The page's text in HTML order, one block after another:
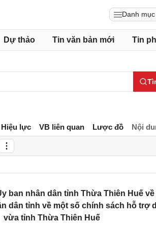
Danh mục
Dự thảo Tin văn bản mới Tin
Hiệu lực VB liên quan Lược đồ Nội
ban nhân dân tỉnh Thừa Thiên Huế
dân tỉnh về một số chính sách hỗ trợ
vừa tỉnh Thừa Thiên Huế